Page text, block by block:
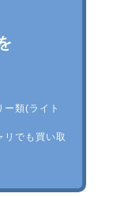
ー類(ライト
リでも買い取